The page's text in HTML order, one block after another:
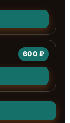
600 ₽